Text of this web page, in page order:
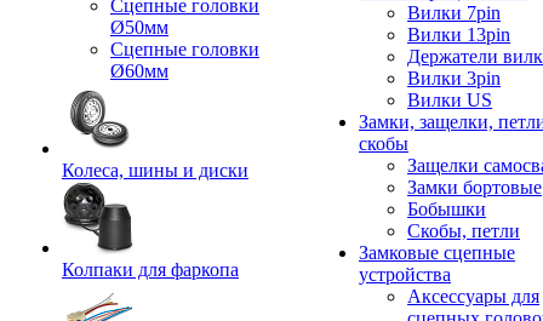
Сцепные головки
Ø50мм
Сцепные головки
Ø60мм
Колеса, шины и диски
Колпаки для фаркопа
Вилки 7pin
Вилки 13pin
Держатели
Вилки 3pin
Вилки US
Замки, защелки,
скобы
Защелки
Замки бортовые
Бобышки
Скобы, петли
Замковые сцепные
устройства
Аксессуары для